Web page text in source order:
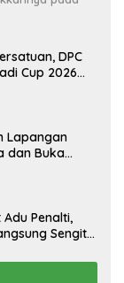
DPC
Cup 2026
Lapangan
dan Buka
Penalti,
Sengit